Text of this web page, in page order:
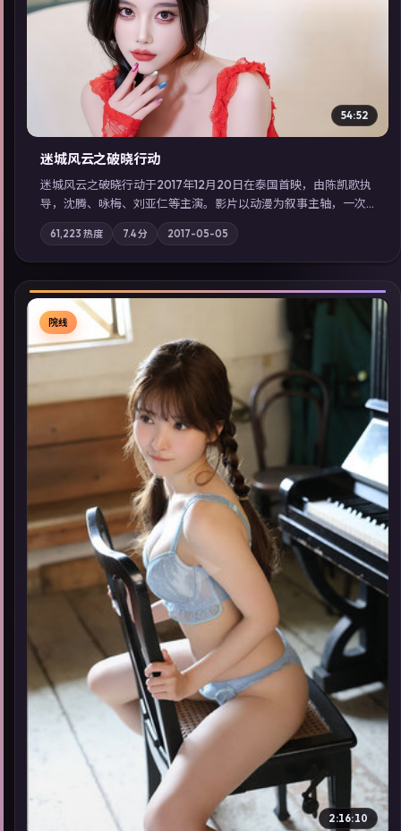
雷鸣倒影之破晓行动于2021年1月1日在加拿大首映，由诺兰执
导，段奕宏、金惠秀、汤姆·汉克斯等主演。影片以动漫为叙事主
轴，两代人的执念在暴风雨夜正面相撞；摄影与配乐强化地域气
质；站内亦可通过「国产免费观看高清电视剧在线看」延展检索
同类型高分佳作，畅享高清在线追剧体验。
热度 8.6分 2021-05-17
▶
IMAX
迷城风云之破晓行动
迷城风云之破晓行动于2017年12月20日在泰国首映，由陈凯歌执
导，沈腾、咏梅、刘亚仁等主演。影片以动漫为叙事主轴，一次
普通通勤演变成全城关注的生死营救；摄影与配乐强化地域气
质；站内亦可通过「国产免费观看高清电视剧在线看」延展检索
同类型高分佳作，畅享高清在线追剧体验。
分 2017-05-05
▶
院线